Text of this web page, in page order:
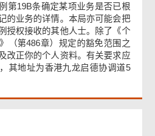
第19B条确定某项业务是否已根
的业务的详情。本局亦可能会把
授权接收的其他人士。除了《个
（第486章）规定的豁免范围之
改正你的个人资料。有关要求应
其地址为香港九龙启德协调道5